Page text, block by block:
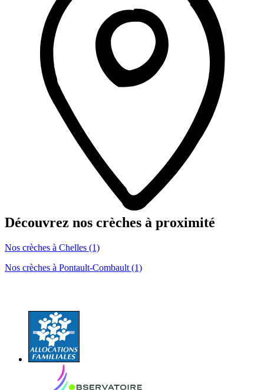
Découvrez nos crèches à proximité
Nos crèches à Chelles (1)
Nos crèches à Pontault-Combault (1)